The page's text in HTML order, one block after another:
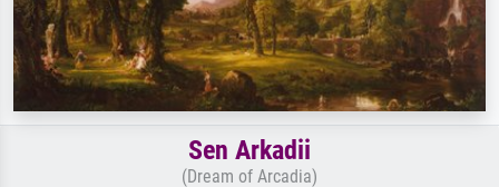
Sen Arkadii
(Dream of Arcadia)